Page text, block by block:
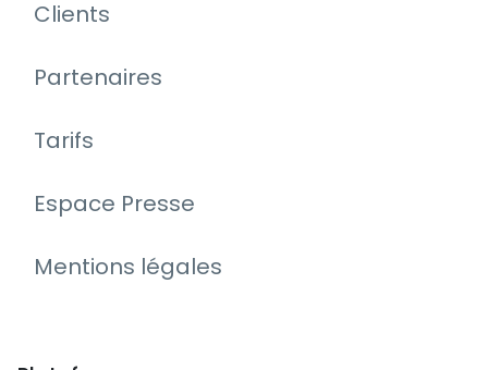
Clients
Partenaires
Tarifs
Espace Presse
Mentions légales